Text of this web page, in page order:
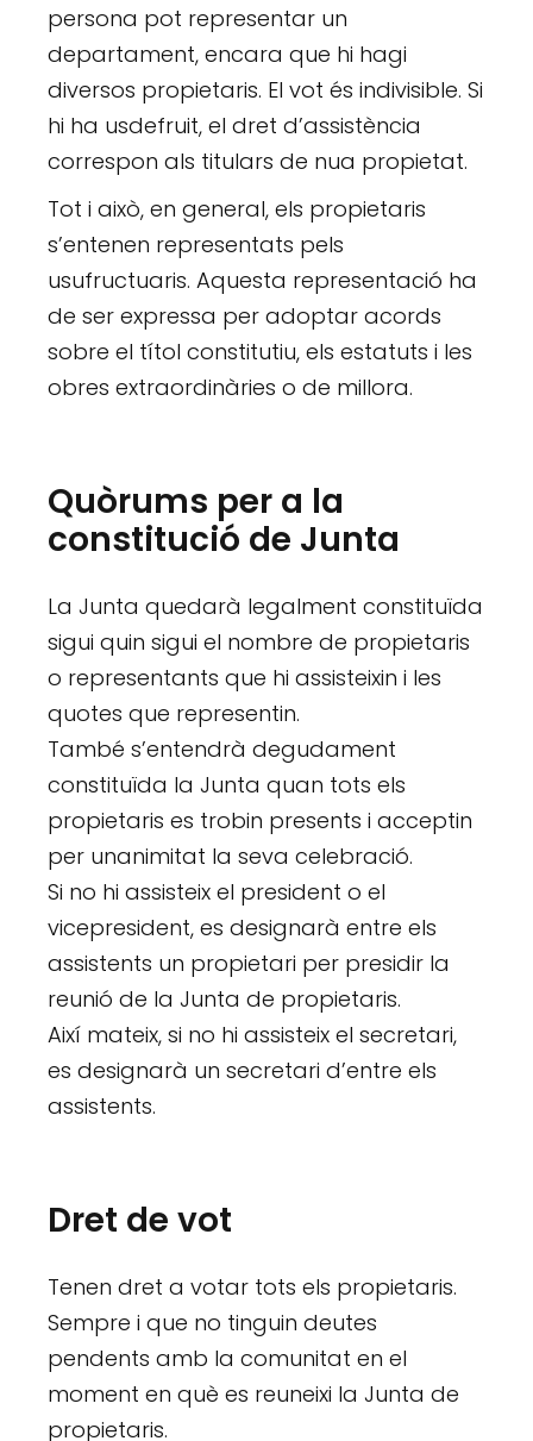
persona pot representar un
departament, encara que hi hagi
diversos propietaris. El vot és indivisible. Si
hi ha usdefruit, el dret d’assistència
correspon als titulars de nua propietat.
Tot i això, en general, els propietaris
s’entenen representats pels
usufructuaris. Aquesta representació ha
de ser expressa per adoptar acords
sobre el títol constitutiu, els estatuts i les
obres extraordinàries o de millora.
Quòrums per a la
constitució de Junta
La Junta quedarà legalment constituïda
sigui quin sigui el nombre de propietaris
o representants que hi assisteixin i les
quotes que representin.
També s’entendrà degudament
constituïda la Junta quan tots els
propietaris es trobin presents i acceptin
per unanimitat la seva celebració.
Si no hi assisteix el president o el
vicepresident, es designarà entre els
assistents un propietari per presidir la
reunió de la Junta de propietaris.
Així mateix, si no hi assisteix el secretari,
es designarà un secretari d’entre els
assistents.
Dret de vot
Tenen dret a votar tots els propietaris.
Sempre i que no tinguin deutes
pendents amb la comunitat en el
moment en què es reuneixi la Junta de
propietaris.